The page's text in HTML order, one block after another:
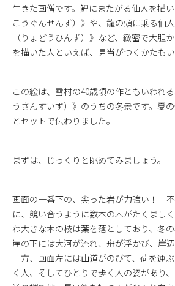
生きた画僧です。鯉にまたがる仙人を描
こうぐんせんず）》や、龍の頭に乗る仙
（りょどうひんず）》など、緻密で大胆
を描いた人といえば、見当がつくかたも
この絵は、雪村の40歳頃の作ともいわれ
うさんすいず）》のうちの冬景です。夏
とセットで伝わりました。
まずは、じっくりと眺めてみましょう。
画面の一番下の、尖った岩が力強い！
に、競い合うように数本の木がたくまし
わ大きな木の枝は葉を落としており、冬の
崖の下には大河が流れ、舟が浮かび、岸
一方、画面左には山道がのびて、荷を運
く人、そしてひとりで歩く人の姿があり